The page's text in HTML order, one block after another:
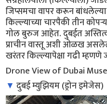
जिप्समचा वापर करून बांधलेल्या
किल्ल्याच्या चारपैकी तीन
गोल बुरुज आहेत. दुबईत
प्राचीन वास्तू अशी ओळख
खरंतर किल्ल्यापेक्षा गढी म्हणणे
Drone View of Dubai
▼ दुबई म्युझियम (ड्रोन इमेजेस)